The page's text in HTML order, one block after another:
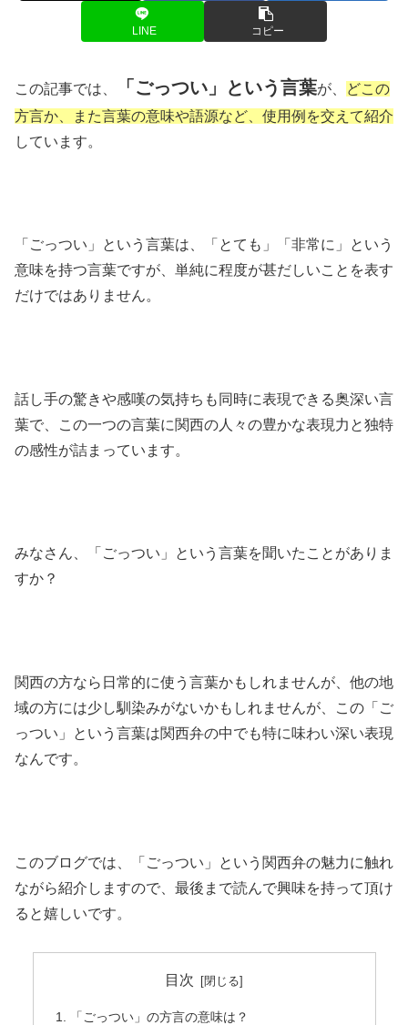
LINE コピー
この記事では、 「ごっつい」という言葉が、
どこの
方言か、また言葉の意味や語源など、使用例を交えて紹介
しています。
「ごっつい」という言葉は、「とても」「非常に」という
意味を持つ言葉ですが、単純に程度が甚だしいことを表す
だけではありません。
話し手の驚きや感嘆の気持ちも同時に表現できる奥深い言
葉で、この一つの言葉に関西の人々の豊かな表現力と独特
の感性が詰まっています。
みなさん、「ごっつい」という言葉を聞いたことがありま
すか？
関西の方なら日常的に使う言葉かもしれませんが、他の地
域の方には少し馴染みがないかもしれませんが、この「ご
っつい」という言葉は関西弁の中でも特に味わい深い表現
なんです。
このブログでは、「ごっつい」という関西弁の魅力に触れ
ながら紹介しますので、最後まで読んで興味を持って頂け
ると嬉しいです。
目次
「ごっつい」の方言の意味は？